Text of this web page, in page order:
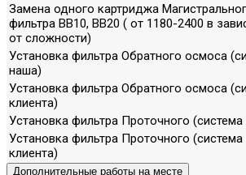
Замена одного картриджа
фильтра ВВ10, ВВ20 ( от 1180-2400 в
от сложности)
Установка фильтра Обратного осмоса
наша)
Установка фильтра Обратного осмоса
клиента)
Установка фильтра Проточного
Установка фильтра Проточного (система
клиента)
Дополнительные работы на месте